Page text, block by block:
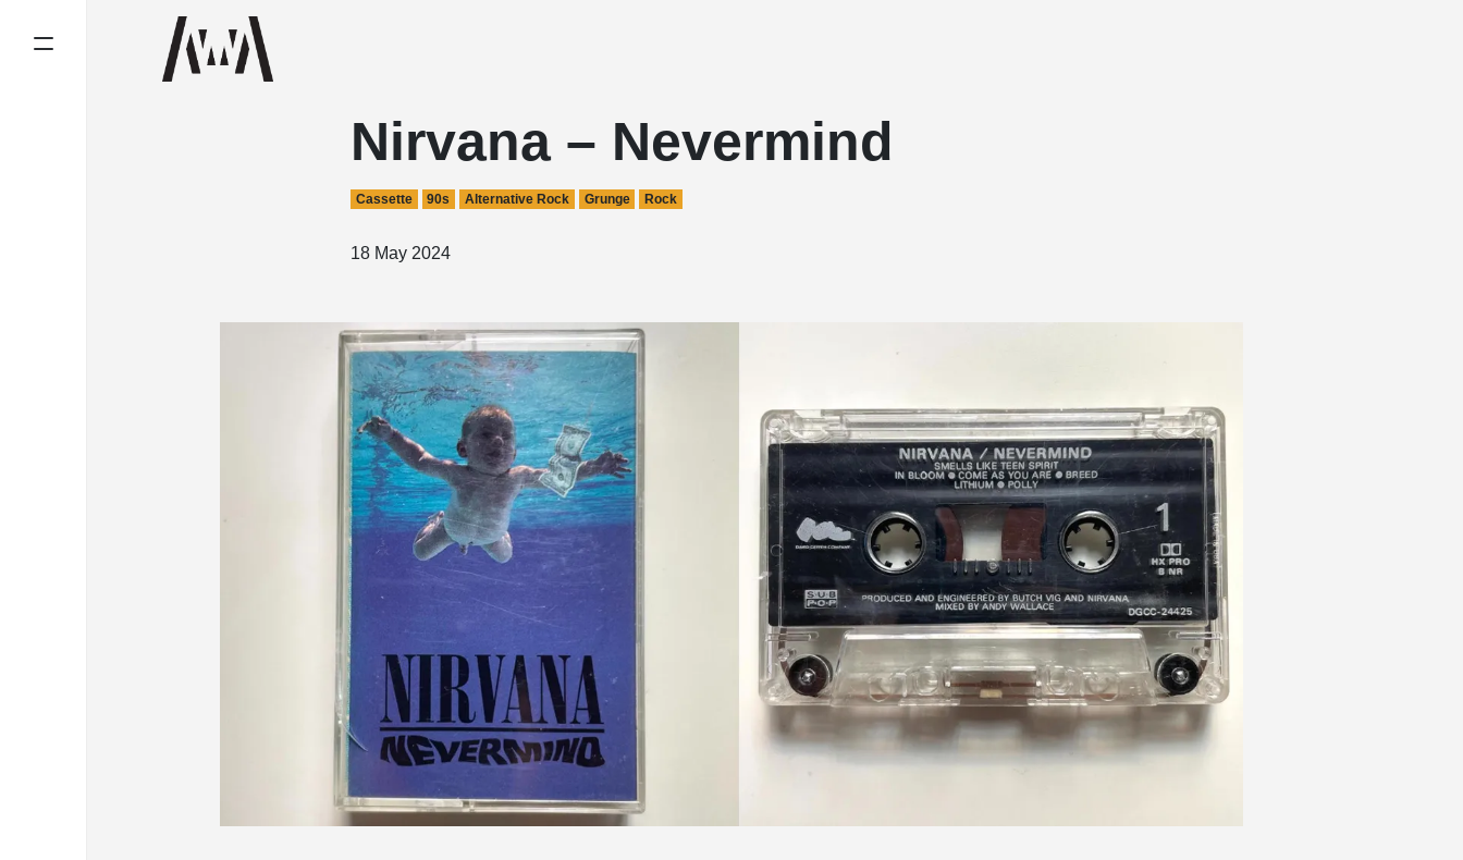
Nirvana – Nevermind
Cassette 90s Alternative Rock Grunge Rock
18 May 2024